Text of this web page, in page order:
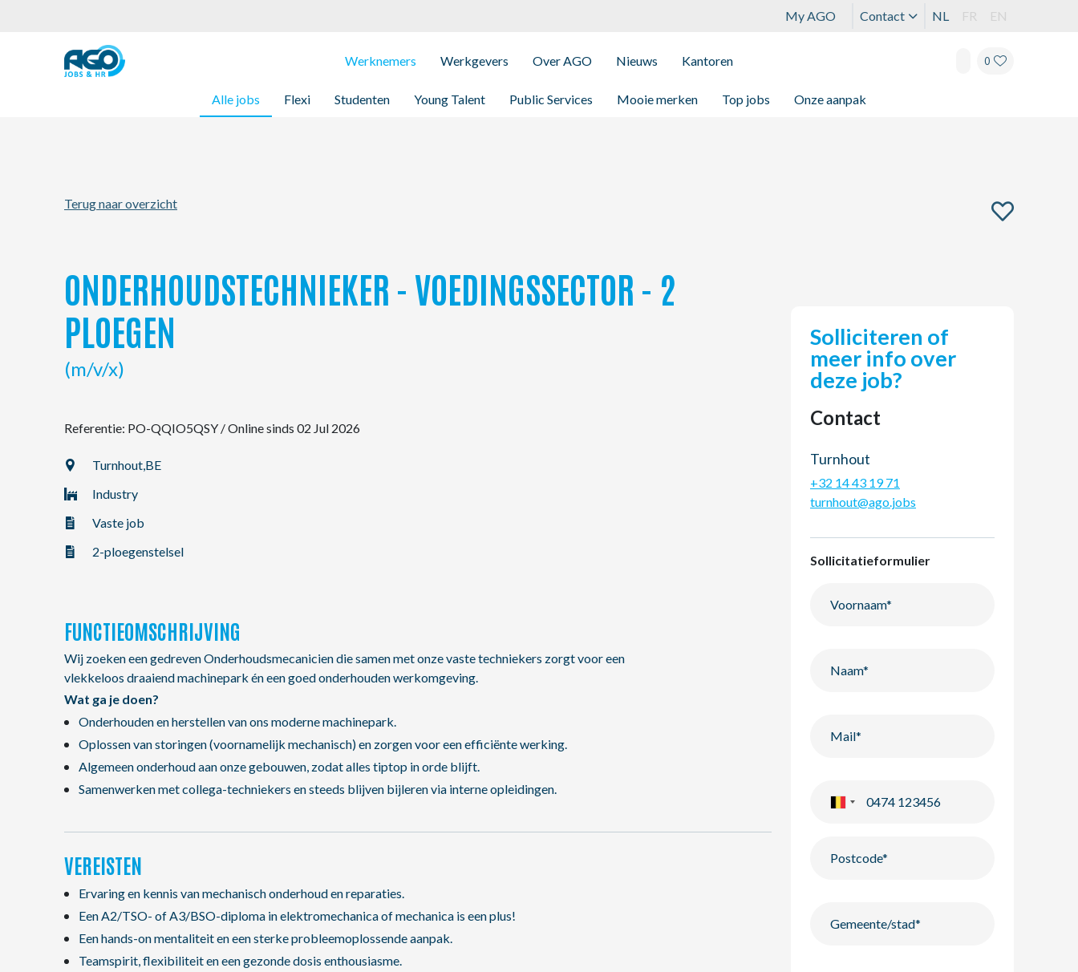
My AGO Contact NL FR EN
Werknemers
Alle jobs Flexi Studenten Young Talent Public Services Mooie merken Top jobs Onze aanpak
Werkgevers Over AGO Nieuws Kantoren 0
Werknemers
Kantoren
My AGO
Contact
Terug naar overzicht
ONDERHOUDSTECHNIEKER - VOEDINGSSECTOR - 2
PLOEGEN
(m/v/x)
Referentie: PO-QQIO5QSY /Online sinds 02 Jul 2026
Turnhout,BE
Industry
Vaste job
2-ploegenstelsel
FUNCTIEOMSCHRIJVING
Wij zoeken een gedreven Onderhoudsmecanicien die samen met onze vaste techniekers zorgt voor een
vlekkeloos draaiend machinepark én een goed onderhouden werkomgeving.
Wat ga je doen?
Onderhouden en herstellen van ons moderne machinepark.
Oplossen van storingen (voornamelijk mechanisch) en zorgen voor een efficiënte werking.
Algemeen onderhoud aan onze gebouwen, zodat alles tiptop in orde blijft.
Samenwerken met collega-techniekers en steeds blijven bijleren via interne opleidingen.
VEREISTEN
Ervaring en kennis van mechanisch onderhoud en reparaties.
Een A2/TSO- of A3/BSO-diploma in elektromechanica of mechanica is een plus!
Een hands-on mentaliteit en een sterke probleemoplossende aanpak.
Teamspirit, flexibiliteit en een gezonde dosis enthousiasme.
Solliciteren of
meer info over
deze job?
Contact
Turnhout
+32 14 43 19 71
turnhout@ago.jobs
Sollicitatieformulier